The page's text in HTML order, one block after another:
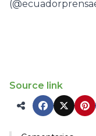
Source link